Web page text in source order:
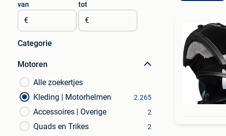
van
€
tot
€
Categorie
Motoren
Alle zoekertjes
Kleding | Motorhelmen
2.265
Accessoires | Overige 2
Quads en Trikes 2